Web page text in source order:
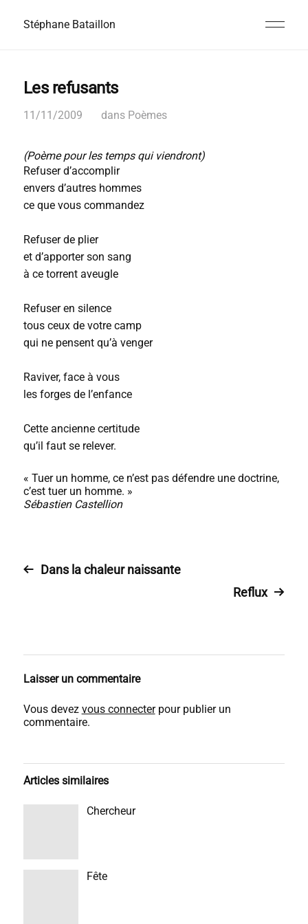
Stéphane Bataillon
Les refusants
11/11/2009 dans Poèmes
(Poème pour les temps qui viendront)
Refuser d’accomplir
envers d’autres hommes
ce que vous commandez
Refuser de plier
et d’apporter son sang
à ce torrent aveugle
Refuser en silence
tous ceux de votre camp
qui ne pensent qu’à venger
Raviver, face à vous
les forges de l’enfance
Cette ancienne certitude
qu’il faut se relever.
« Tuer un homme, ce n’est pas défendre une doctrine,
c’est tuer un homme. »
Sébastien Castellion
Dans la chaleur naissante
Reflux
Laisser un commentaire
Vous devez vous connecterpour publier un
commentaire.
Articles similaires
Chercheur
Fête